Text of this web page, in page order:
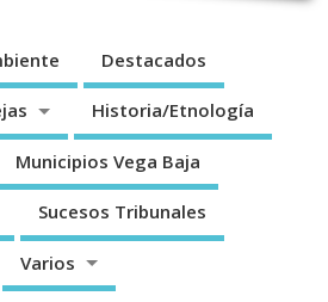
Destacados
Historia/Etnología
Municipios Vega Baja
Sucesos Tribunales
Varios